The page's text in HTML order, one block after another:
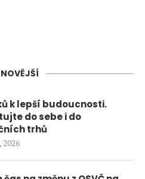
k lepší budoucnosti.
do sebe i do
trhů
2026